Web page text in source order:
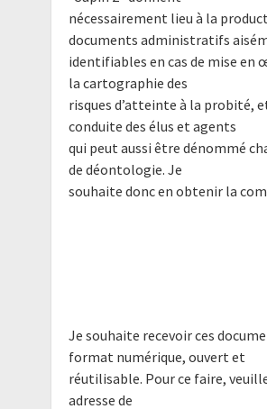
nécessairement lieu à la
documents administratifs
identifiables en cas de mise en
la cartographie des
risques d’atteinte à la probité,
conduite des élus et agents
qui peut aussi être dénommé
de déontologie. Je
souhaite donc en obtenir la
Je souhaite recevoir ces
format numérique, ouvert et
réutilisable. Pour ce faire,
adresse de